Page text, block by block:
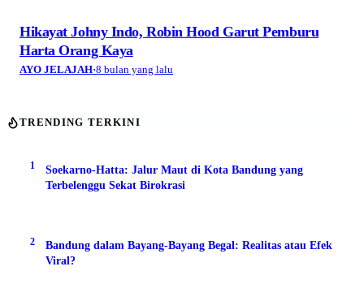
Hikayat Johny Indo, Robin Hood Garut Pemburu
Harta Orang Kaya
AYO JELAJAH·8 bulan yang lalu
TRENDING TERKINI
1
Soekarno-Hatta: Jalur Maut di Kota Bandung yang
Terbelenggu Sekat Birokrasi
2
Bandung dalam Bayang-Bayang Begal: Realitas atau Efek
Viral?